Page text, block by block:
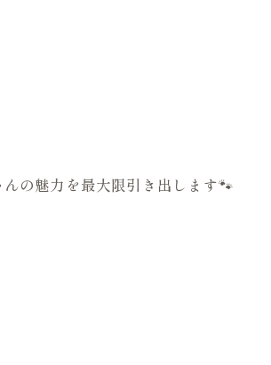
の魅力を最大限引き出します🐾